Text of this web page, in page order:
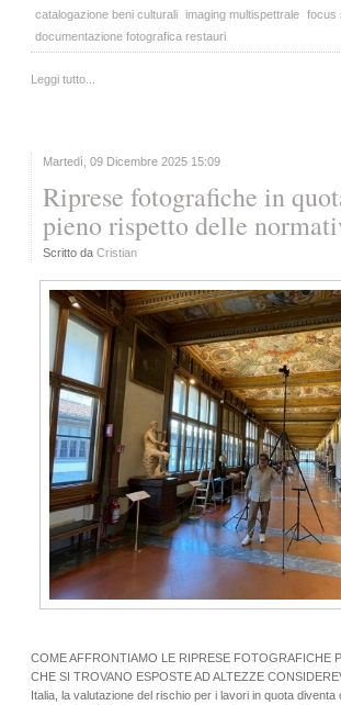
catalogazione beni culturali imaging multispettrale focus
documentazione fotografica restauri
Leggi tutto...
Martedì, 09 Dicembre 2025 15:09
Riprese fotografiche in
pieno rispetto delle
Scritto da Cristian
COME AFFRONTIAMO LE RIPRESE FOTOGRAFICHE
CHE SI TROVANO ESPOSTE AD ALTEZZE
Italia, la valutazione del rischio per i lavori in quota diventa